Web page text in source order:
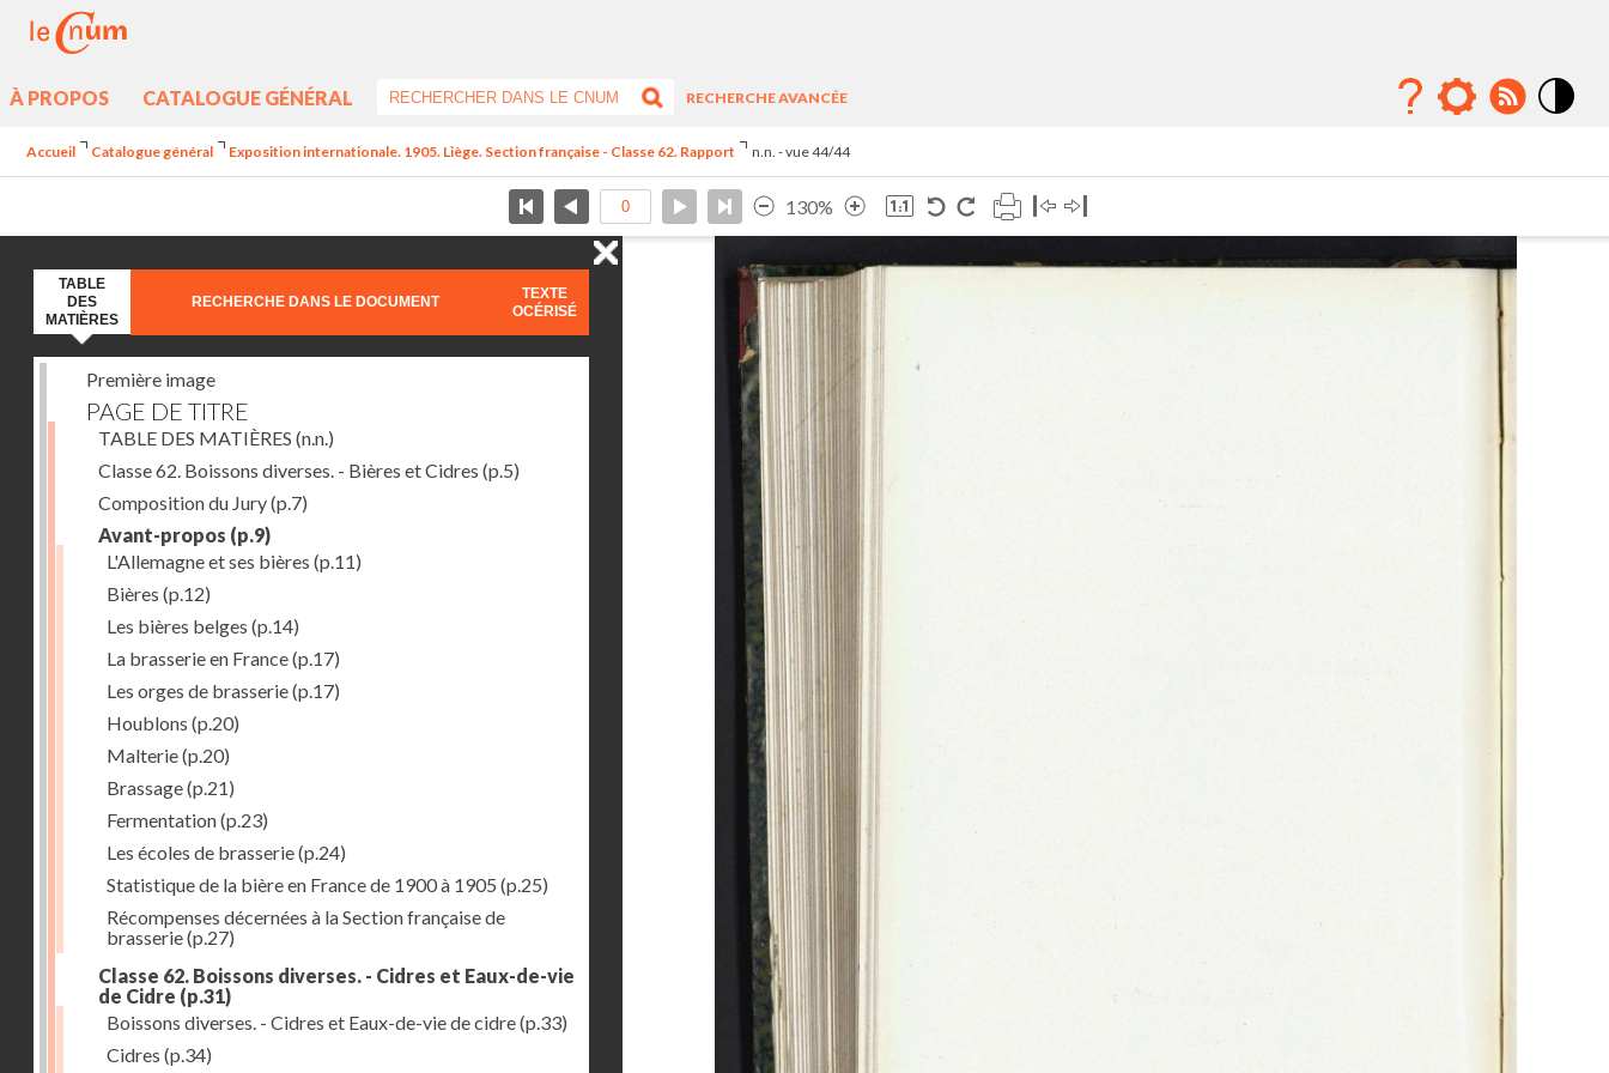
À PROPOS CATALOGUE GÉNÉRAL
RECHERCHE AVANCÉE
Accueil Catalogue général Exposition internationale. 1905. Liège. Section française - Classe 62. Rapport n.n. - vue 44/44
130%
TABLE
DES
MATIÈRES
RECHERCHE DANS LE DOCUMENT
TEXTE
OCÉRISÉ
Première image
PAGE DE TITRE
TABLE DES MATIÈRES (n.n.)
Classe 62. Boissons diverses. - Bières et Cidres (p.5)
Composition du Jury(p.7)
Avant-propos (p.9)
L'Allemagne et ses bières (p.11)
Bières (p.12)
Les bières belges (p.14)
La brasserie en France(p.17)
Les orges de brasserie(p.17)
Houblons (p.20)
Malterie(p.20)
Brassage(p.21)
Fermentation(p.23)
Les écoles de brasserie(p.24)
Statistique de la bière en France de 1900 à 1905 (p.25)
Récompenses décernées à la Section française de
brasserie(p.27)
Classe 62. Boissons diverses. - Cidres et Eaux-de-vie
de Cidre (p.31)
Boissons diverses. - Cidres et Eaux-de-vie de cidre(p.33)
Cidres (p.34)